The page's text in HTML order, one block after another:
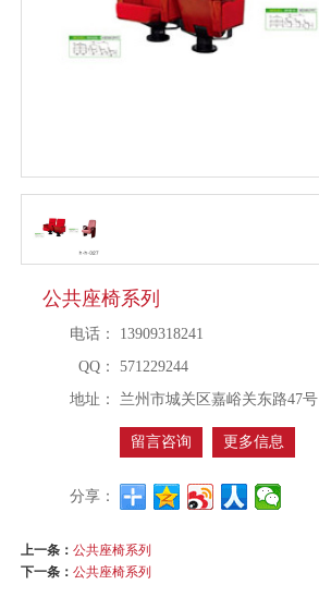
公共座椅系列
电话：
13909318241
QQ：
571229244
地址：
兰州市城关区嘉峪关东路47号
留言咨询 更多信息
分享：
上一条：公共座椅系列
下一条：公共座椅系列